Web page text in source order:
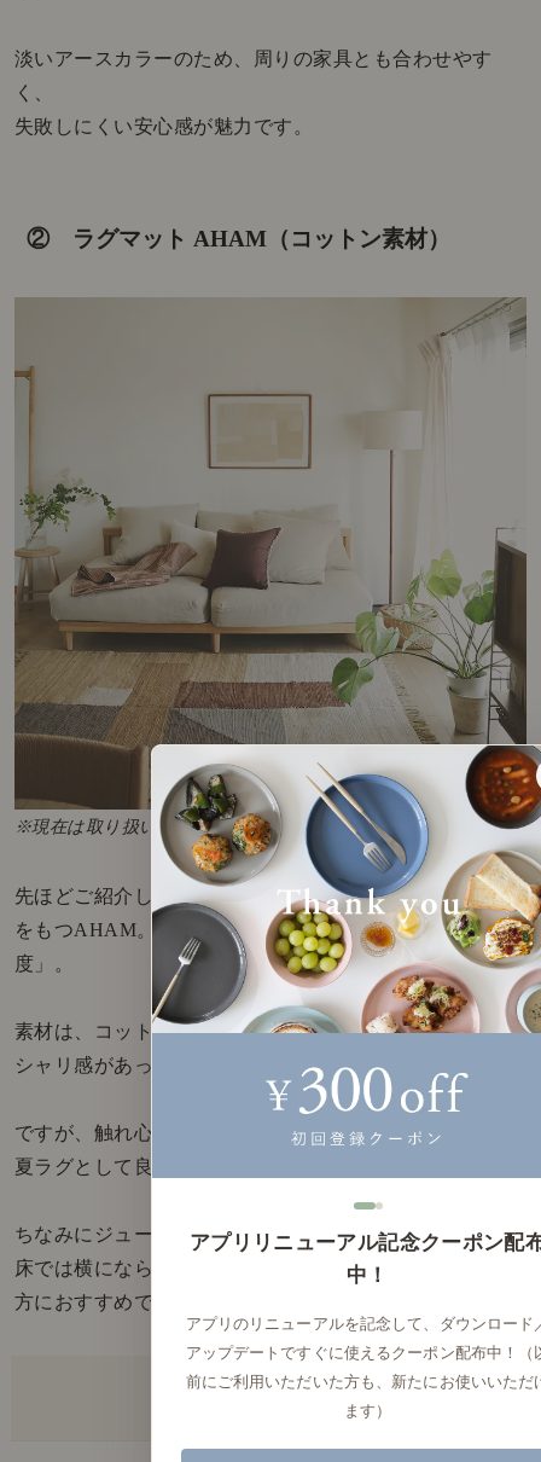
淡いアースカラーのため、周りの家具とも合わせやす
く、
失敗しにくい安心感が魅力です。
② ラグマット AHAM（コットン素材）
※現在は取り扱いを終了しております
先ほどご紹介したジュートラグDYLANと少し似た雰囲気
をもつAHAM。大きな違いは、「素材」と「色の濃
度」。
素材は、コットン100％。渋めの染色により見た目は、
シャリ感があって涼し気なデザインです。
ですが、触れ心地はコットンらしくふんわり柔らかで、
夏ラグとして良いとこ取り◎
ちなみにジュートは、シャリ感が強く固めの触り心地。
床では横にならず、基本はソファーで過ごす...！という
方におすすめです。
アプリリニューアル記念クーポン配
中！
アプリのリニューアルを記念して、ダウンロード
アップデートですぐに使えるクーポン配布中！（
前にご利用いただいた方も、新たにお使いいただ
ます）